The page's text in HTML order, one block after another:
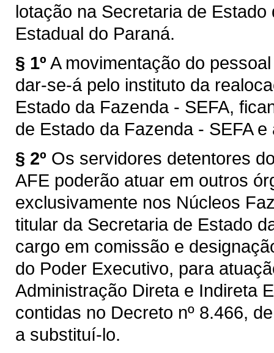
lotação na Secretaria de
Estadual do Paraná.
§ 1º A movimentação do
dar-se-á pelo instituto da
Estado da Fazenda - SEFA,
de Estado da Fazenda - SEFA
§ 2º Os servidores detentores
AFE poderão atuar em outros
exclusivamente nos Núcleos
titular da Secretaria de Estado
cargo em comissão e
do Poder Executivo, para
Administração Direta e Indireta
contidas no Decreto nº 8.466,
a substituí-lo.